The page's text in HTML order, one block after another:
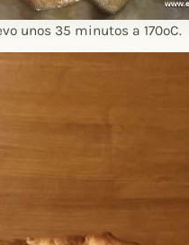
unos 35 minutos a 170ºC.